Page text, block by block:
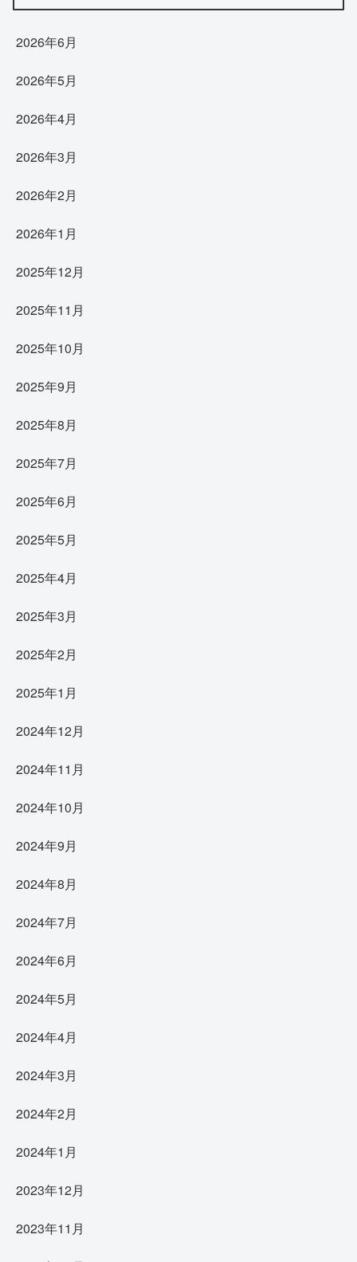
2026年6月
2026年5月
2026年4月
2026年3月
2026年2月
2026年1月
2025年12月
2025年11月
2025年10月
2025年9月
2025年8月
2025年7月
2025年6月
2025年5月
2025年4月
2025年3月
2025年2月
2025年1月
2024年12月
2024年11月
2024年10月
2024年9月
2024年8月
2024年7月
2024年6月
2024年5月
2024年4月
2024年3月
2024年2月
2024年1月
2023年12月
2023年11月